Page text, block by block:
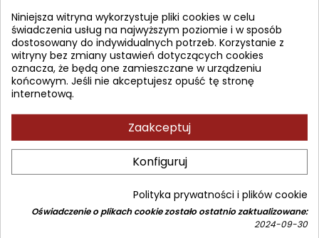
Autor: Maria Beisert
(0)
Cena
74,90 złCena
89,00 zł
Dodaj do koszyka
Niniejsza witryna wykorzystuje pliki cookies w celu
świadczenia usług na najwyższym poziomie i w sposób
dostosowany do indywidualnych potrzeb. Korzystanie z
witryny bez zmiany ustawień dotyczących cookies
oznacza, że będą one zamieszczane w urządzeniu
końcowym. Jeśli nie akceptujesz opuść tę stronę
internetową.
Zaakceptuj
Konfiguruj
Polityka prywatności i plików cookie
Oświadczenie o plikach cookie zostało ostatnio zaktualizowane:
2024-09-30